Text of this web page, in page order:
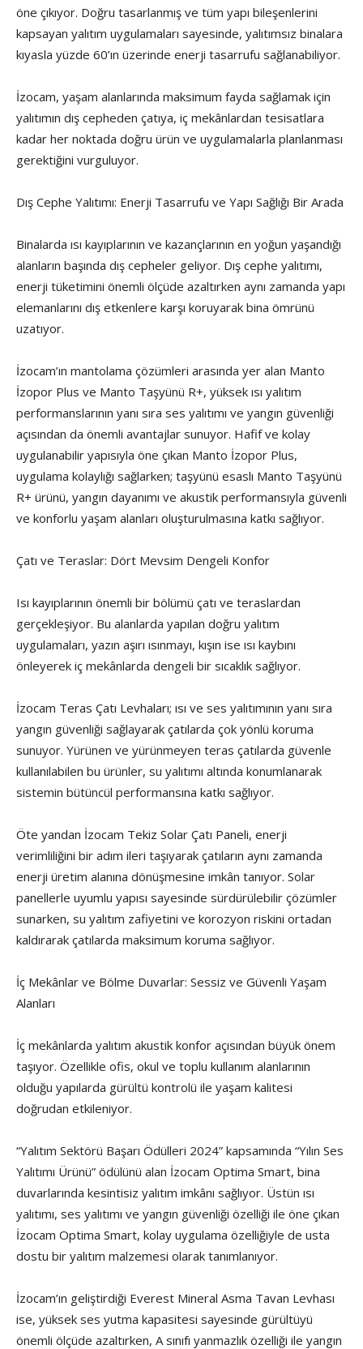
öne çıkıyor. Doğru tasarlanmış ve tüm yapı bileşenlerini
kapsayan yalıtım uygulamaları sayesinde, yalıtımsız binalara
kıyasla yüzde 60’ın üzerinde enerji tasarrufu sağlanabiliyor.
İzocam, yaşam alanlarında maksimum fayda sağlamak için
yalıtımın dış cepheden çatıya, iç mekânlardan tesisatlara
kadar her noktada doğru ürün ve uygulamalarla planlanması
gerektiğini vurguluyor.
Dış Cephe Yalıtımı: Enerji Tasarrufu ve Yapı Sağlığı Bir Arada
Binalarda ısı kayıplarının ve kazançlarının en yoğun yaşandığı
alanların başında dış cepheler geliyor. Dış cephe yalıtımı,
enerji tüketimini önemli ölçüde azaltırken aynı zamanda yapı
elemanlarını dış etkenlere karşı koruyarak bina ömrünü
uzatıyor.
İzocam’ın mantolama çözümleri arasında yer alan Manto
İzopor Plus ve Manto Taşyünü R+, yüksek ısı yalıtım
performanslarının yanı sıra ses yalıtımı ve yangın güvenliği
açısından da önemli avantajlar sunuyor. Hafif ve kolay
uygulanabilir yapısıyla öne çıkan Manto İzopor Plus,
uygulama kolaylığı sağlarken; taşyünü esaslı Manto Taşyünü
R+ ürünü, yangın dayanımı ve akustik performansıyla güvenli
ve konforlu yaşam alanları oluşturulmasına katkı sağlıyor.
Çatı ve Teraslar: Dört Mevsim Dengeli Konfor
Isı kayıplarının önemli bir bölümü çatı ve teraslardan
gerçekleşiyor. Bu alanlarda yapılan doğru yalıtım
uygulamaları, yazın aşırı ısınmayı, kışın ise ısı kaybını
önleyerek iç mekânlarda dengeli bir sıcaklık sağlıyor.
İzocam Teras Çatı Levhaları; ısı ve ses yalıtımının yanı sıra
yangın güvenliği sağlayarak çatılarda çok yönlü koruma
sunuyor. Yürünen ve yürünmeyen teras çatılarda güvenle
kullanılabilen bu ürünler, su yalıtımı altında konumlanarak
sistemin bütüncül performansına katkı sağlıyor.
Öte yandan İzocam Tekiz Solar Çatı Paneli, enerji
verimliliğini bir adım ileri taşıyarak çatıların aynı zamanda
enerji üretim alanına dönüşmesine imkân tanıyor. Solar
panellerle uyumlu yapısı sayesinde sürdürülebilir çözümler
sunarken, su yalıtım zafiyetini ve korozyon riskini ortadan
kaldırarak çatılarda maksimum koruma sağlıyor.
İç Mekânlar ve Bölme Duvarlar: Sessiz ve Güvenli Yaşam
Alanları
İç mekânlarda yalıtım akustik konfor açısından büyük önem
taşıyor. Özellikle ofis, okul ve toplu kullanım alanlarının
olduğu yapılarda gürültü kontrolü ile yaşam kalitesi
doğrudan etkileniyor.
“Yalıtım Sektörü Başarı Ödülleri 2024” kapsamında “Yılın Ses
Yalıtımı Ürünü” ödülünü alan İzocam Optima Smart, bina
duvarlarında kesintisiz yalıtım imkânı sağlıyor. Üstün ısı
yalıtımı, ses yalıtımı ve yangın güvenliği özelliği ile öne çıkan
İzocam Optima Smart, kolay uygulama özelliğiyle de usta
dostu bir yalıtım malzemesi olarak tanımlanıyor.
İzocam’ın geliştirdiği Everest Mineral Asma Tavan Levhası
ise, yüksek ses yutma kapasitesi sayesinde gürültüyü
önemli ölçüde azaltırken, A sınıfı yanmazlık özelliği ile yangın